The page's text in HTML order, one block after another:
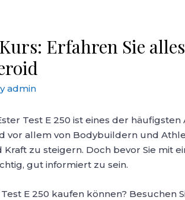
Erfahren Sie
admin
Test E 250 ist eines der
vor allem von Bodybuildern und
zu steigern. Doch bevor Sie mit
gut informiert zu sein.
Test E 250 kaufen können? Besuchen